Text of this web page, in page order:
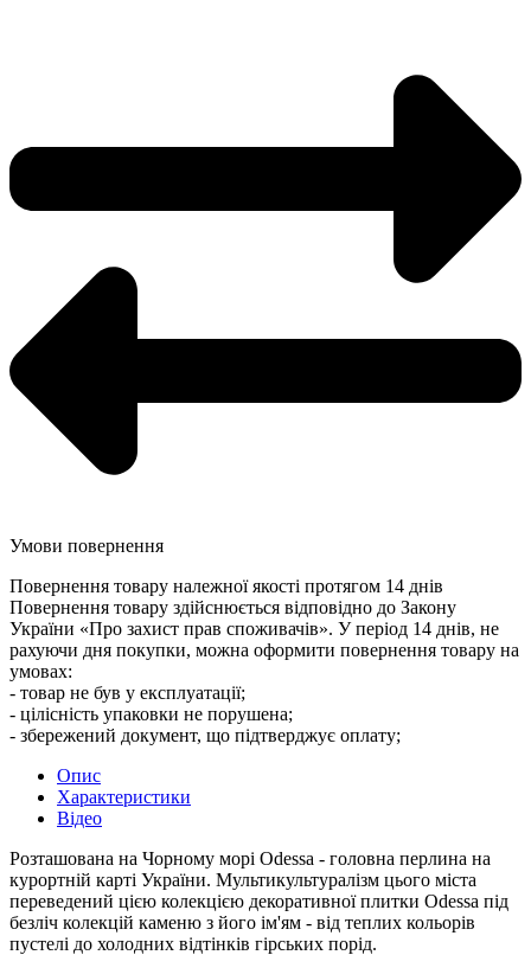
Умови повернення
Повернення товару належної якості протягом 14 днів
Повернення товару здійснюється відповідно до Закону
України «Про захист прав споживачів». У період 14 днів, не
рахуючи дня покупки, можна оформити повернення товару на
умовах:
- товар не був у експлуатації;
- цілісність упаковки не порушена;
- збережений документ, що підтверджує оплату;
Опис
Характеристики
Відео
Розташована на Чорному морі Odessa - головна перлина на
курортній карті України. Мультикультуралізм цього міста
переведений цією колекцією декоративної плитки Odessa під
безліч колекцій каменю з його ім'ям - від теплих кольорів
пустелі до холодних відтінків гірських порід.